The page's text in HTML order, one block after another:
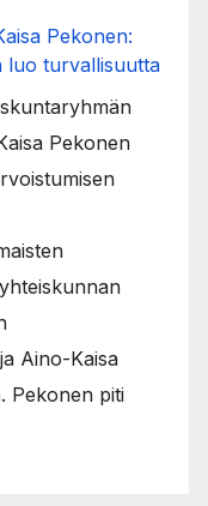
Pekonen:
luo turvallisuutta
Pekonen
Aino-Kaisa
Pekonen piti